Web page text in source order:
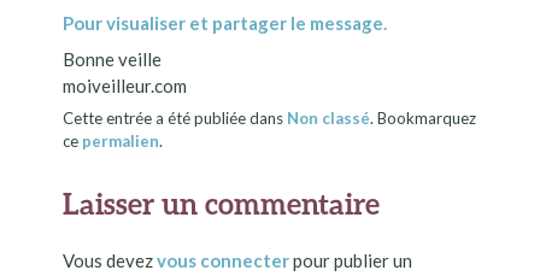
Pour visualiser et partager le message.
Bonne veille
moiveilleur.com
Cette entrée a été publiée dans Non classé. Bookmarquez
ce permalien.
Laisser un commentaire
Vous devezvous connecterpour publier un